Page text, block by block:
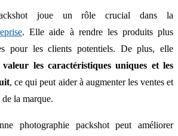
joue un rôle crucial dans la
. Elle aide à rendre les produits plus
pour les clients potentiels. De plus, elle
les caractéristiques uniques et les
, ce qui peut aider à augmenter les ventes et
la marque.
photographie packshot peut améliorer